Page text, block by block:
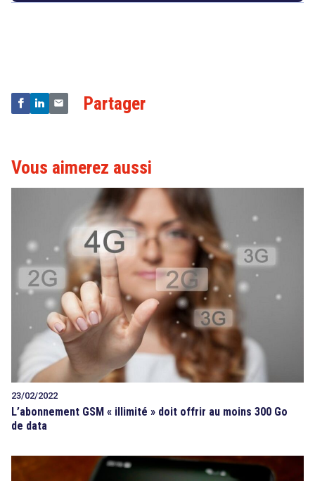
Partager
Vous aimerez aussi
23/02/2022
L’abonnement GSM « illimité » doit offrir au moins 300 Go
de data